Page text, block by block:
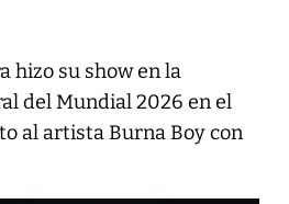
hizo su show en la
del Mundial 2026 en el
al artista Burna Boy con